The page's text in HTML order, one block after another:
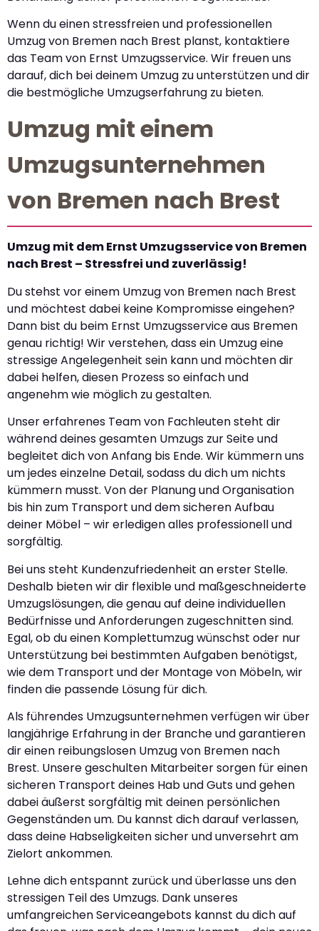
Wenn du einen stressfreien und professionellen
Umzug von Bremen nach Brest planst, kontaktiere
das Team von Ernst Umzugsservice. Wir freuen uns
darauf, dich bei deinem Umzug zu unterstützen und dir
die bestmögliche Umzugserfahrung zu bieten.
Umzug mit einem
Umzugsunternehmen
von Bremen nach Brest
Umzug mit dem Ernst Umzugsservice von Bremen
nach Brest – Stressfrei und zuverlässig!
Du stehst vor einem Umzug von Bremen nach Brest
und möchtest dabei keine Kompromisse eingehen?
Dann bist du beim Ernst Umzugsservice aus Bremen
genau richtig! Wir verstehen, dass ein Umzug eine
stressige Angelegenheit sein kann und möchten dir
dabei helfen, diesen Prozess so einfach und
angenehm wie möglich zu gestalten.
Unser erfahrenes Team von Fachleuten steht dir
während deines gesamten Umzugs zur Seite und
begleitet dich von Anfang bis Ende. Wir kümmern uns
um jedes einzelne Detail, sodass du dich um nichts
kümmern musst. Von der Planung und Organisation
bis hin zum Transport und dem sicheren Aufbau
deiner Möbel – wir erledigen alles professionell und
sorgfältig.
Bei uns steht Kundenzufriedenheit an erster Stelle.
Deshalb bieten wir dir flexible und maßgeschneiderte
Umzugslösungen, die genau auf deine individuellen
Bedürfnisse und Anforderungen zugeschnitten sind.
Egal, ob du einen Komplettumzug wünschst oder nur
Unterstützung bei bestimmten Aufgaben benötigst,
wie dem Transport und der Montage von Möbeln, wir
finden die passende Lösung für dich.
Als führendes Umzugsunternehmen verfügen wir über
langjährige Erfahrung in der Branche und garantieren
dir einen reibungslosen Umzug von Bremen nach
Brest. Unsere geschulten Mitarbeiter sorgen für einen
sicheren Transport deines Hab und Guts und gehen
dabei äußerst sorgfältig mit deinen persönlichen
Gegenständen um. Du kannst dich darauf verlassen,
dass deine Habseligkeiten sicher und unversehrt am
Zielort ankommen.
Lehne dich entspannt zurück und überlasse uns den
stressigen Teil des Umzugs. Dank unseres
umfangreichen Serviceangebots kannst du dich auf